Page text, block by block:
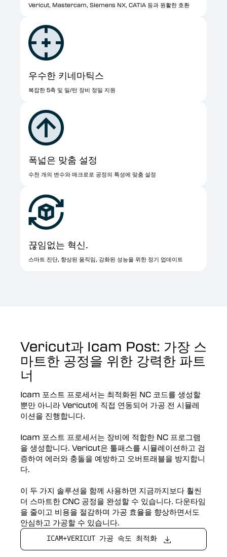
Vericut, Mastercam, Siemens NX, CATIA 등과 원활한 호환
우수한 키네마틱스
복잡한 5축 및 밀/턴 장비 정밀 지원
폭넓은 맞춤 설정
수천 개의 변수와 매크로로 공정의 특성에 맞춤 설정
끊임없는 혁신.
스마트 진단, 향상된 움직임, 강화된 성능을 위한 정기 업데이트
Vericut과 Icam Post: 가장 스
마트한 공정을 위한 강력한 파트
너
Icam 포스트 프로세서는 최적화된 NC 코드를 생성할
뿐만 아니라 Vericut에 직접 연동되어 가공 전 시뮬레
이션을 진행합니다.
Icam 포스트 프로세서는 장비에 적합한 NC 프로그램
을 생성합니다. Vericut은 툴패스를 시뮬레이션하고 검
증하여 에러와 충돌을 예방하고 오버트래블을 방지합니
다.
이 두 가지 솔루션을 함께 사용하면 지금까지보다 훨씬
더 스마트한 CNC 공정을 완성할 수 있습니다. 다운타임
을 줄이고 비용을 절감하며 가공 효율을 향상하면서도
안심하고 가공할 수 있습니다.
ICAM+VERICUT 가공 속도 최적화